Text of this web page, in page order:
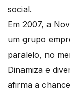
social.
Em 2007, a
um grupo
paralelo, no
Dinamiza e
afirma a